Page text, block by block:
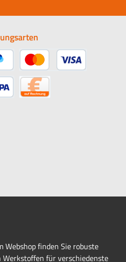
Kredit- oder Debitkarte
finden Sie robuste
für verschiedenste